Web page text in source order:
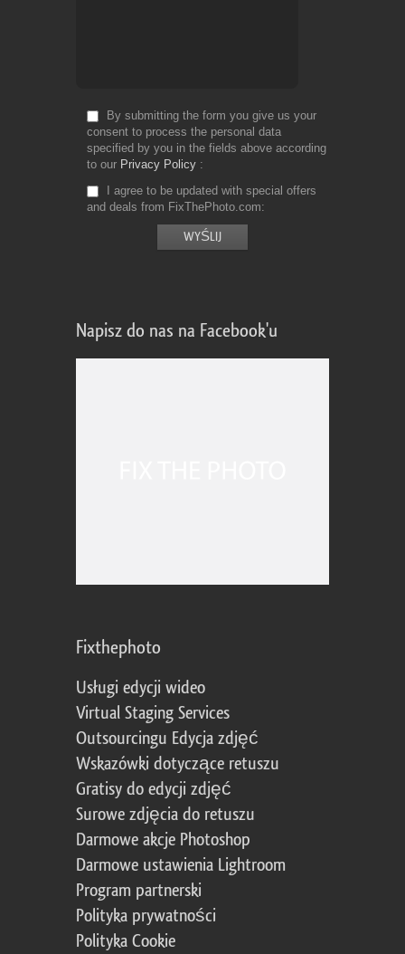
By submitting the form you give us your
consent to process the personal data
specified by you in the fields above according
to our Privacy Policy
I agree to be updated with special offers
and deals from FixThePhoto.com
Napisz do nas na Facebook'u
Fixthephoto
Usługi edycji wideo
Virtual Staging Services
Outsourcingu Edycja zdjęć
Wskazówki dotyczące retuszu
Gratisy do edycji zdjęć
Surowe zdjęcia do retuszu
Darmowe akcje Photoshop
Darmowe ustawienia Lightroom
Program partnerski
Polityka prywatności
Polityka Cookie